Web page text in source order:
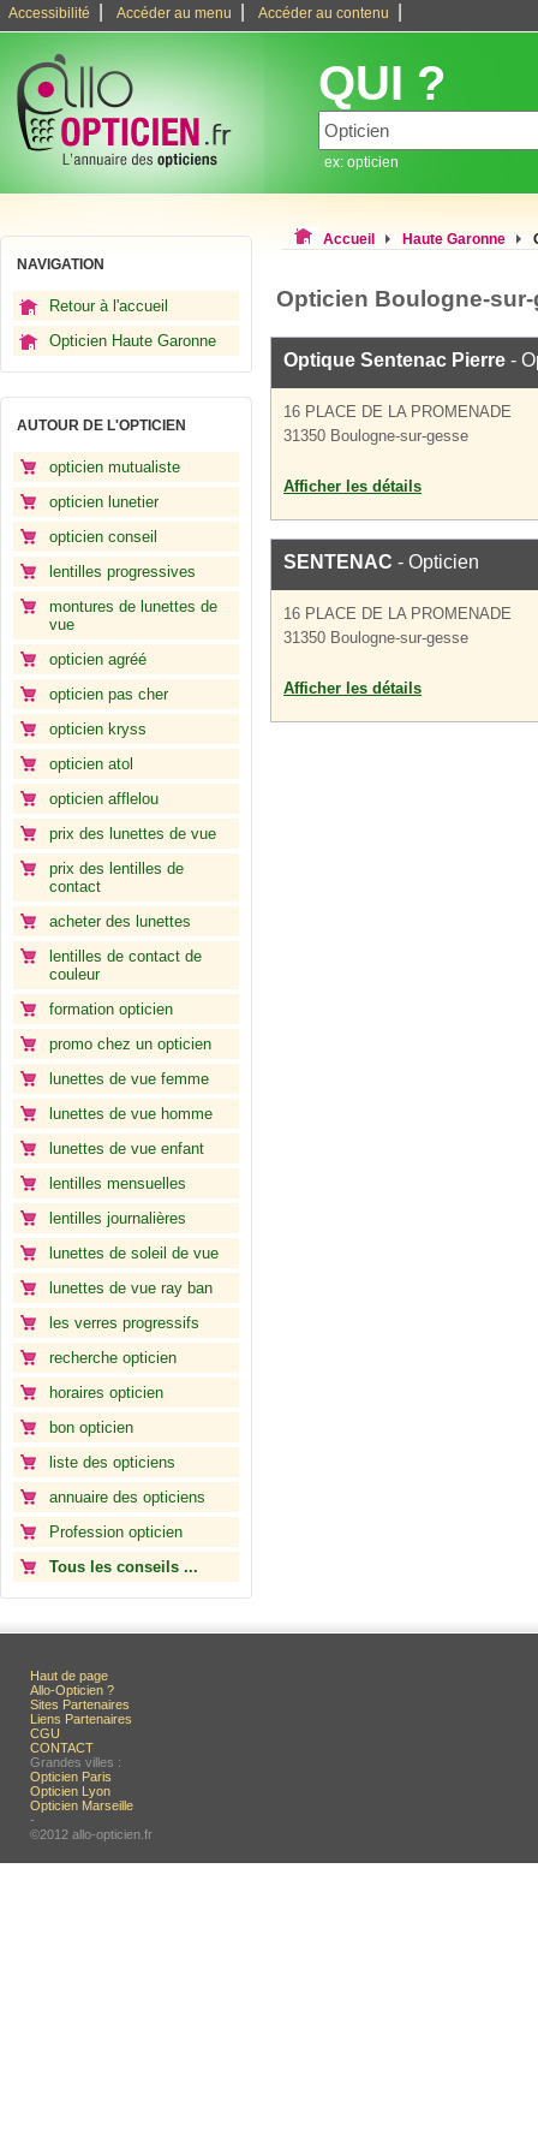
Accessibilité Accéder au menu Accéder au contenu
QUI ?
ex: opticien
NAVIGATION
Retour à l'accueil
Opticien Haute Garonne
AUTOUR DE L'OPTICIEN
opticien mutualiste
opticien lunetier
opticien conseil
lentilles progressives
montures de lunettes de
vue
opticien agréé
opticien pas cher
opticien kryss
opticien atol
opticien afflelou
prix des lunettes de vue
prix des lentilles de
contact
acheter des lunettes
lentilles de contact de
couleur
formation opticien
promo chez un opticien
lunettes de vue femme
lunettes de vue homme
lunettes de vue enfant
lentilles mensuelles
lentilles journalières
lunettes de soleil de vue
lunettes de vue ray ban
les verres progressifs
recherche opticien
horaires opticien
bon opticien
liste des opticiens
annuaire des opticiens
Profession opticien
Tous les conseils ...
Accueil Haute Garonne
Opticien Boulogne-
Optique Sentenac Pierre -
16 PLACE DE LA PROMENADE
31350 Boulogne-sur-gesse
Afficher les détails
SENTENAC - Opticien
16 PLACE DE LA PROMENADE
31350 Boulogne-sur-gesse
Afficher les détails
Haut de page
Allo-Opticien ?
Sites Partenaires
Liens Partenaires
CGU
CONTACT
Grandes villes :
Opticien Paris
Opticien Lyon
Opticien Marseille
-
©2012 allo-opticien.fr